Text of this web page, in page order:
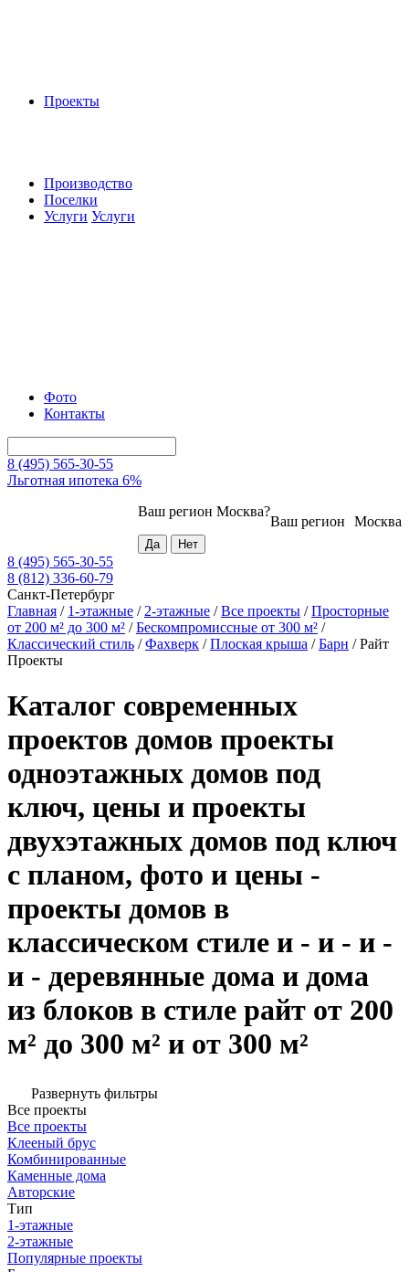
Проекты
Производство
Поселки
Услуги Услуги
Фото
Контакты
8 (495) 565-30-55
Льготная ипотека 6%
Москва
Ваш регион
Ваш регион Москва?
8 (495) 565-30-55
8 (812) 336-60-79
Санкт-Петербург
Главная / 1-этажные / 2-этажные /Все проекты /Просторные
от 200 м² до 300 м² /Бескомпромиссные от 300 м² /
Классический стиль /Фахверк /Плоская крыша /Барн /Райт
Проекты
Каталог современных
проектов домов проекты
одноэтажных домов под
ключ, цены и проекты
двухэтажных домов под ключ
с планом, фото и цены -
проекты домов в
классическом стиле и - и - и -
и - деревянные дома и дома
из блоков в стиле райт от 200
м² до 300 м² и от 300 м²
Развернуть фильтры
Все проекты
Все проекты
Клееный брус
Комбинированные
Каменные дома
Авторские
Тип
1-этажные
2-этажные
Популярные проекты